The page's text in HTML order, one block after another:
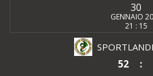
30
GENNAIO
21 : 15
52 :